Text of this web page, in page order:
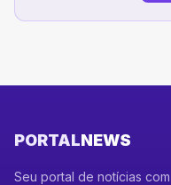
PORTALNEWS
Seu portal de notícias com